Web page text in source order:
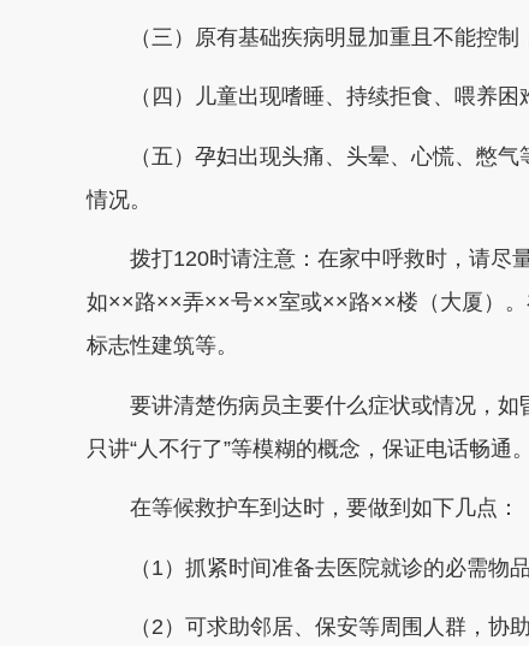
（三）原有基础疾病明显加重且不能控制
（四）儿童出现嗜睡、持续拒食、喂养困
（五）孕妇出现头痛、头晕、心慌、憋气
情况。
拨打120时请注意：在家中呼救时，请尽量
如××路××弄××号××室或××路××楼（大厦）
标志性建筑等。
要讲清楚伤病员主要什么症状或情况，如
只讲“人不行了”等模糊的概念，保证电话畅通。
在等候救护车到达时，要做到如下几点：
（1）抓紧时间准备去医院就诊的必需物品
（2）可求助邻居、保安等周围人群，协助